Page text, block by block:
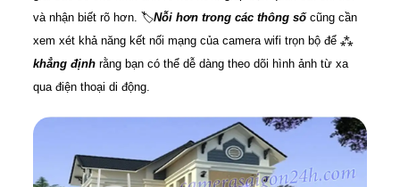
và nhận biết rõ hơn. 🏷Nỗi hơn trong các thông sốcũng cần
xem xét khả năng kết nối mạng của camera wifi trọn bộ để ⁂
khẳng định rằng bạn có thể dễ dàng theo dõi hình ảnh từ xa
qua điện thoại di động.